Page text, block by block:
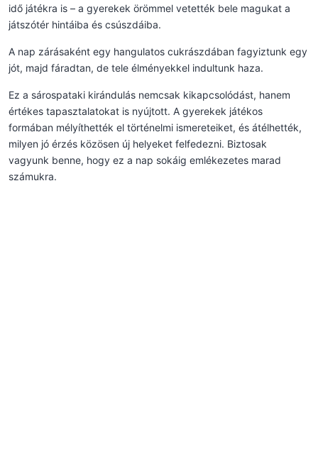
idő játékra is – a gyerekek örömmel vetették bele magukat a
játszótér hintáiba és csúszdáiba.
A nap zárásaként egy hangulatos cukrászdában fagyiztunk egy
jót, majd fáradtan, de tele élményekkel indultunk haza.
Ez a sárospataki kirándulás nemcsak kikapcsolódást, hanem
értékes tapasztalatokat is nyújtott. A gyerekek játékos
formában mélyíthették el történelmi ismereteiket, és átélhették,
milyen jó érzés közösen új helyeket felfedezni. Biztosak
vagyunk benne, hogy ez a nap sokáig emlékezetes marad
számukra.